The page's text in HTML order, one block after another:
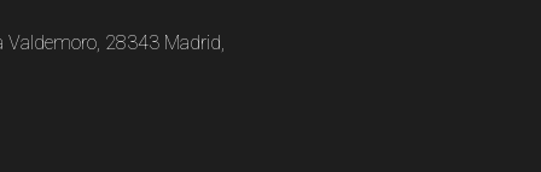
Valdemoro, 28343 Madrid,